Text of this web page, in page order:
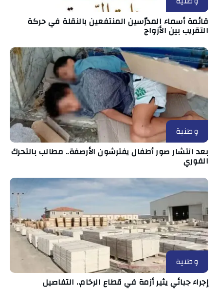
قائمة أسماء المدرّسين المنتفعين بالنقلة في حركة
التقريب بين الأزواج
وطنية
بعد انتشار صور أطفال يفترشون الأرصفة.. مطالب بالتحرك
الفوري
وطنية
إجراء جبائي يثير أزمة في قطاع الرخام.. التفاصيل